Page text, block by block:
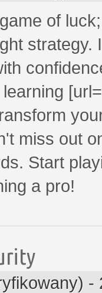
of
[url=
miss out
Start
a pro!
-